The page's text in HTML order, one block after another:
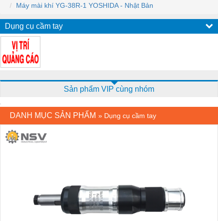
Máy mài khí YG-38R-1 YOSHIDA - Nhật Bản
Dụng cụ cầm tay
Sản phẩm VIP cùng nhóm
DANH MỤC SẢN PHẨM » Dụng cụ cầm tay